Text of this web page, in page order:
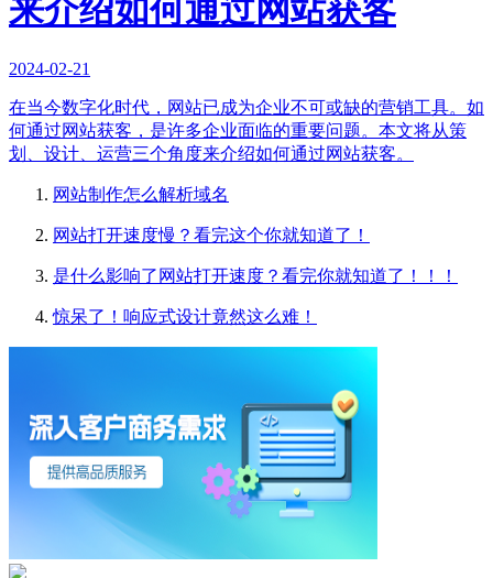
来介绍如何通过网站获客
2024-02-21
在当今数字化时代，网站已成为企业不可或缺的营销工具。如
何通过网站获客，是许多企业面临的重要问题。本文将从策
划、设计、运营三个角度来介绍如何通过网站获客。
网站制作怎么解析域名
网站打开速度慢？看完这个你就知道了！
是什么影响了网站打开速度？看完你就知道了！！！
惊呆了！响应式设计竟然这么难！